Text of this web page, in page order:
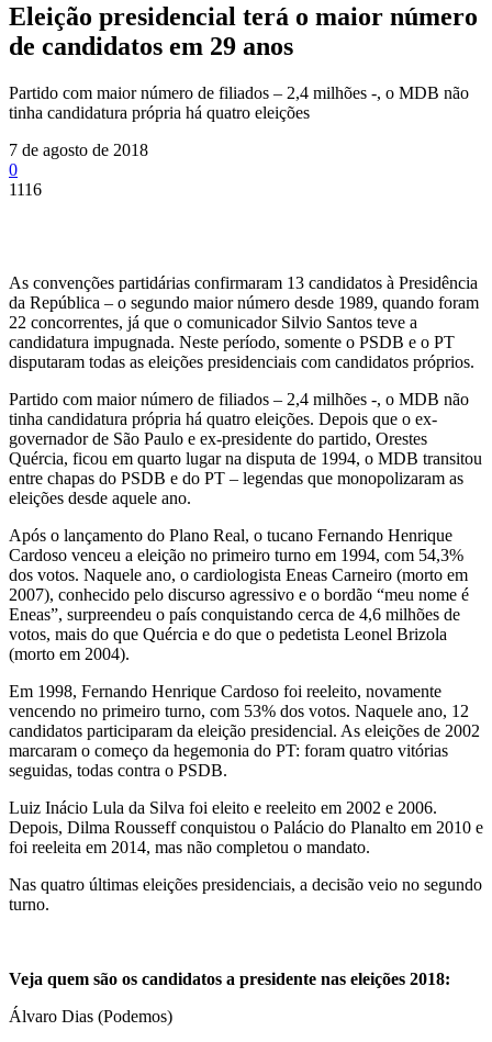
Eleição presidencial terá o maior número
de candidatos em 29 anos
Partido com maior número de filiados – 2,4 milhões -, o MDB não
tinha candidatura própria há quatro eleições
7 de agosto de 2018
0
1116
As convenções partidárias confirmaram 13 candidatos à Presidência
da República – o segundo maior número desde 1989, quando foram
22 concorrentes, já que o comunicador Silvio Santos teve a
candidatura impugnada. Neste período, somente o PSDB e o PT
disputaram todas as eleições presidenciais com candidatos próprios.
Partido com maior número de filiados – 2,4 milhões -, o MDB não
tinha candidatura própria há quatro eleições. Depois que o ex-
governador de São Paulo e ex-presidente do partido, Orestes
Quércia, ficou em quarto lugar na disputa de 1994, o MDB transitou
entre chapas do PSDB e do PT – legendas que monopolizaram as
eleições desde aquele ano.
Após o lançamento do Plano Real, o tucano Fernando Henrique
Cardoso venceu a eleição no primeiro turno em 1994, com 54,3%
dos votos. Naquele ano, o cardiologista Eneas Carneiro (morto em
2007), conhecido pelo discurso agressivo e o bordão “meu nome é
Eneas”, surpreendeu o país conquistando cerca de 4,6 milhões de
votos, mais do que Quércia e do que o pedetista Leonel Brizola
(morto em 2004).
Em 1998, Fernando Henrique Cardoso foi reeleito, novamente
vencendo no primeiro turno, com 53% dos votos. Naquele ano, 12
candidatos participaram da eleição presidencial. As eleições de 2002
marcaram o começo da hegemonia do PT: foram quatro vitórias
seguidas, todas contra o PSDB.
Luiz Inácio Lula da Silva foi eleito e reeleito em 2002 e 2006.
Depois, Dilma Rousseff conquistou o Palácio do Planalto em 2010 e
foi reeleita em 2014, mas não completou o mandato.
Nas quatro últimas eleições presidenciais, a decisão veio no segundo
turno.
Veja quem são os candidatos a presidente nas eleições 2018:
Álvaro Dias (Podemos)